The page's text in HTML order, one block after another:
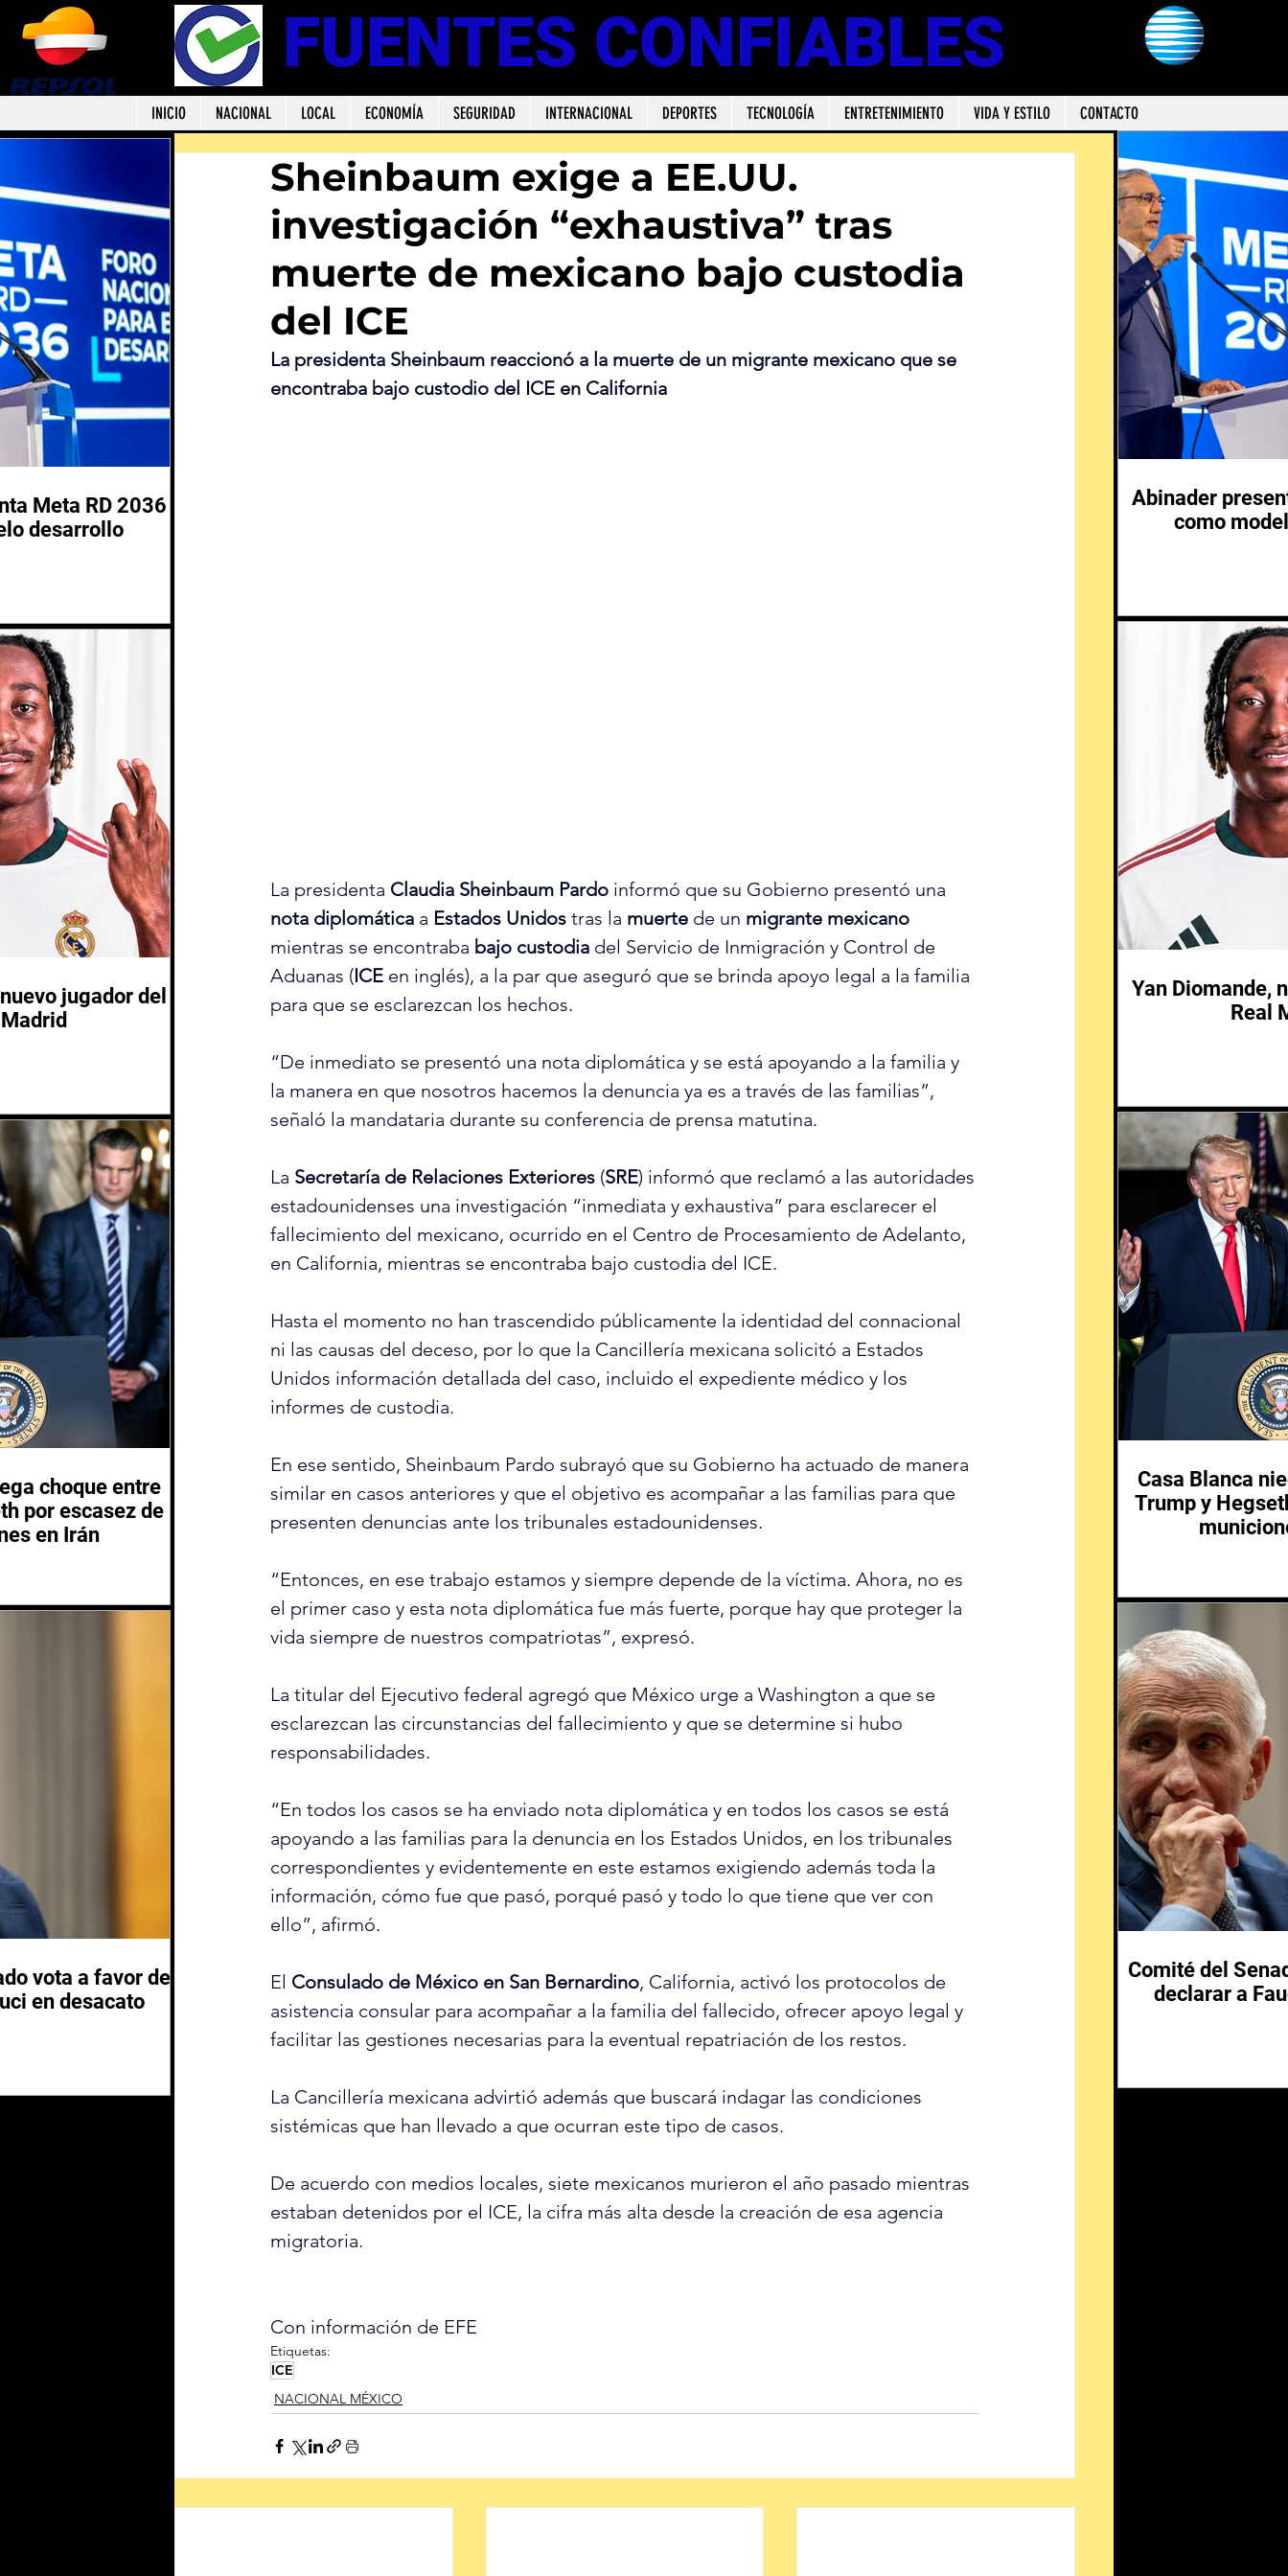
FUENTES CONFIABLES
INICIO NACIONAL LOCAL ECONOMÍA SEGURIDAD INTERNACIONAL DEPORTES TECNOLOGÍA ENTRETENIMIENTO VIDA Y ESTILO CONTACTO
Sheinbaum exige a EE.UU.
investigación “exhaustiva” tras
muerte de mexicano bajo custodia
del ICE
La presidenta Sheinbaum reaccionó a la muerte de un migrante mexicano que se
encontraba bajo custodio del ICE en California
La presidenta Claudia Sheinbaum Pardo informó que su Gobierno presentó una
nota diplomática a Estados Unidos tras la muerte de un migrante mexicano
mientras se encontraba bajo custodia del Servicio de Inmigración y Control de
Aduanas (ICE en inglés), a la par que aseguró que se brinda apoyo legal a la familia
para que se esclarezcan los hechos.
“De inmediato se presentó una nota diplomática y se está apoyando a la familia y
la manera en que nosotros hacemos la denuncia ya es a través de las familias”,
señaló la mandataria durante su conferencia de prensa matutina.
La Secretaría de Relaciones Exteriores (SRE) informó que reclamó a las autoridades
estadounidenses una investigación “inmediata y exhaustiva” para esclarecer el
fallecimiento del mexicano, ocurrido en el Centro de Procesamiento de Adelanto,
en California, mientras se encontraba bajo custodia del ICE.
Hasta el momento no han trascendido públicamente la identidad del connacional
ni las causas del deceso, por lo que la Cancillería mexicana solicitó a Estados
Unidos información detallada del caso, incluido el expediente médico y los
informes de custodia.
En ese sentido, Sheinbaum Pardo subrayó que su Gobierno ha actuado de manera
similar en casos anteriores y que el objetivo es acompañar a las familias para que
presenten denuncias ante los tribunales estadounidenses.
“Entonces, en ese trabajo estamos y siempre depende de la víctima. Ahora, no es
el primer caso y esta nota diplomática fue más fuerte, porque hay que proteger la
vida siempre de nuestros compatriotas”, expresó.
La titular del Ejecutivo federal agregó que México urge a Washington a que se
esclarezcan las circunstancias del fallecimiento y que se determine si hubo
responsabilidades.
“En todos los casos se ha enviado nota diplomática y en todos los casos se está
apoyando a las familias para la denuncia en los Estados Unidos, en los tribunales
correspondientes y evidentemente en este estamos exigiendo además toda la
información, cómo fue que pasó, porqué pasó y todo lo que tiene que ver con
ello”, afirmó.
El Consulado de México en San Bernardino, California, activó los protocolos de
asistencia consular para acompañar a la familia del fallecido, ofrecer apoyo legal y
facilitar las gestiones necesarias para la eventual repatriación de los restos.
La Cancillería mexicana advirtió además que buscará indagar las condiciones
sistémicas que han llevado a que ocurran este tipo de casos.
De acuerdo con medios locales, siete mexicanos murieron el año pasado mientras
estaban detenidos por el ICE, la cifra más alta desde la creación de esa agencia
migratoria.
Con información de EFE
Etiquetas:
ICE
NACIONAL MÉXICO
Meta RD 2036
desarrollo
jugador del
choque entre
por escasez de
en Irán
vota a favor de
en desacato
Abinader
como
Yan Diomande,
Real
Casa Blanca
Trump y
Comité del
declarar a